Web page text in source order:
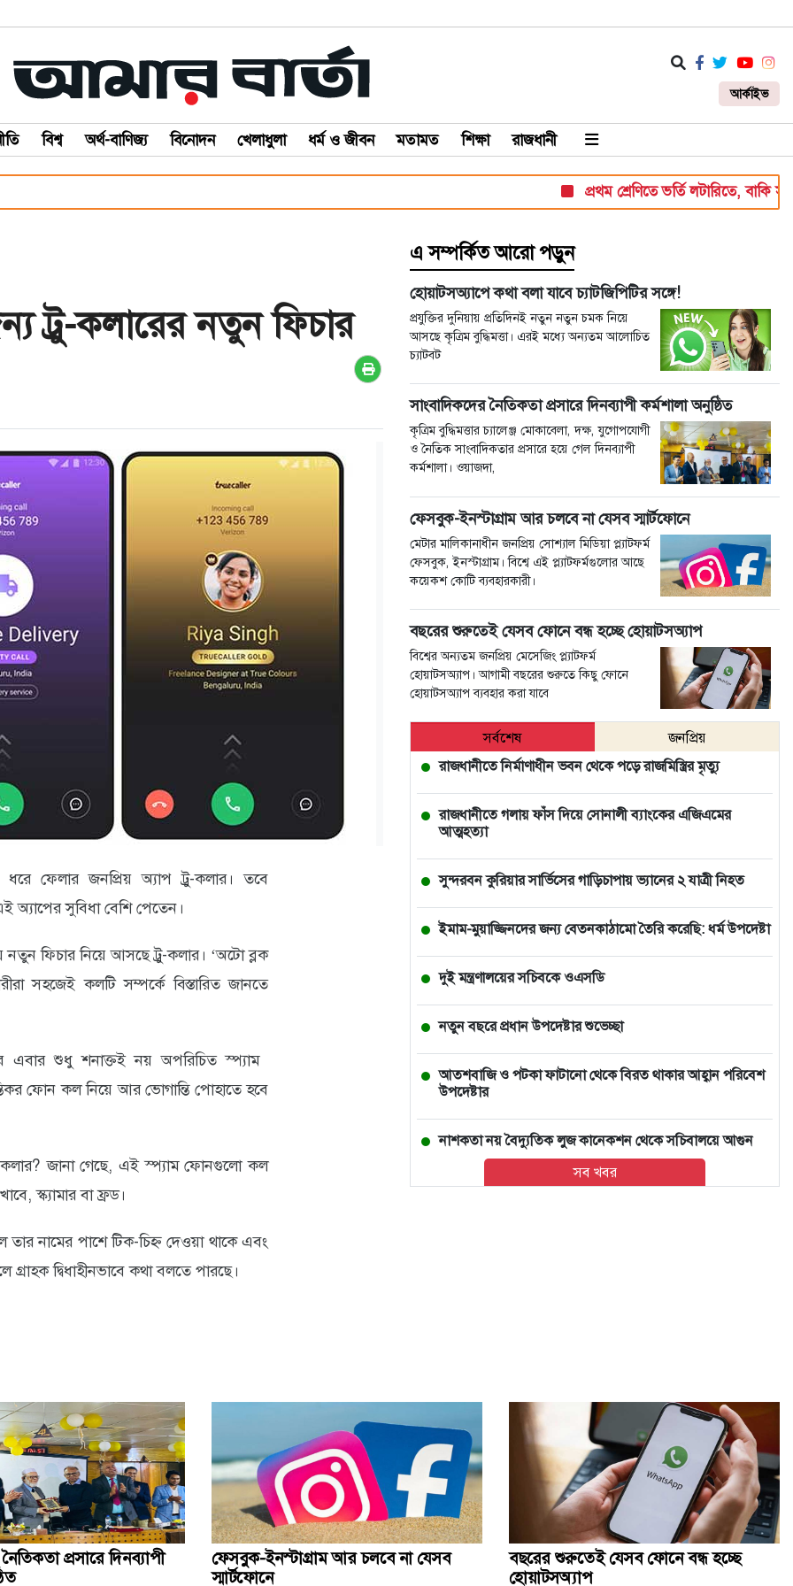
আর্কাইভ
বিশ্ব অর্থ-বাণিজ্য বিনোদন খেলাধুলা ধর্ম ও জীবন মতামত শিক্ষা রাজধানী
প্রথম শ্রেণিতে ভর্তি লটারিতে, বাকি সব
ট্রু-কলারের নতুন ফিচার
ফেলার জনপ্রিয় অ্যাপ ট্রু-কলার। তবে
অ্যাপের সুবিধা বেশি পেতেন।
ফিচার নিয়ে আসছে ট্রু-কলার। ‘অটো ব্লক
সহজেই কলটি সম্পর্কে বিস্তারিত জানতে
এবার শুধু শনাক্তই নয় অপরিচিত স্প্যাম
ফোন কল নিয়ে আর ভোগান্তি পোহাতে হবে
জানা গেছে, এই স্প্যাম ফোনগুলো কল
স্ক্যামার বা ফ্রড।
নামের পাশে টিক-চিহ্ন দেওয়া থাকে এবং
দ্বিধাহীনভাবে কথা বলতে পারছে।
এ সম্পর্কিত আরো পড়ুন
হোয়াটসঅ্যাপে কথা বলা যাবে চ্যাটজিপিটির সঙ্গে!
প্রযুক্তির দুনিয়ায় প্রতিদিনই নতুন নতুন চমক নিয়ে
আসছে কৃত্রিম বুদ্ধিমত্তা। এরই মধ্যে অন্যতম আলোচিত
চ্যাটবট
সাংবাদিকদের নৈতিকতা প্রসারে দিনব্যাপী কর্মশালা অনুষ্ঠিত
কৃত্রিম বুদ্ধিমত্তার চ্যালেঞ্জ মোকাবেলা, দক্ষ, যুগোপযোগী
ও নৈতিক সাংবাদিকতার প্রসারে হয়ে গেল দিনব্যাপী
কর্মশালা। ওয়াজদা,
ফেসবুক-ইনস্টাগ্রাম আর চলবে না যেসব স্মার্টফোনে
মেটার মালিকানাধীন জনপ্রিয় সোশ্যাল মিডিয়া প্ল্যাটফর্ম
ফেসবুক, ইনস্টাগ্রাম। বিশ্বে এই প্ল্যাটফর্মগুলোর আছে
কয়েকশ কোটি ব্যবহারকারী।
বছরের শুরুতেই যেসব ফোনে বন্ধ হচ্ছে হোয়াটসঅ্যাপ
বিশ্বের অন্যতম জনপ্রিয় মেসেজিং প্ল্যাটফর্ম
হোয়াটসঅ্যাপ। আগামী বছরের শুরুতে কিছু ফোনে
হোয়াটসঅ্যাপ ব্যবহার করা যাবে
সর্বশেষ
জনপ্রিয়
রাজধানীতে নির্মাণাধীন ভবন থেকে পড়ে রাজমিস্ত্রির মৃত্যু
রাজধানীতে গলায় ফাঁস দিয়ে সোনালী ব্যাংকের এজিএমের
আত্মহত্যা
সুন্দরবন কুরিয়ার সার্ভিসের গাড়িচাপায় ভ্যানের ২ যাত্রী নিহত
ইমাম-মুয়াজ্জিনদের জন্য বেতনকাঠামো তৈরি করেছি: ধর্ম উপদেষ্টা
দুই মন্ত্রণালয়ের সচিবকে ওএসডি
নতুন বছরে প্রধান উপদেষ্টার শুভেচ্ছা
আতশবাজি ও পটকা ফাটানো থেকে বিরত থাকার আহ্বান পরিবেশ
উপদেষ্টার
নাশকতা নয় বৈদ্যুতিক লুজ কানেকশন থেকে সচিবালয়ে আগুন
সমস্যা-অনিয়ম উত্তরণে কাজ করছি, প্রয়োজন সবার সহযোগিতা
নতুন বছরের প্রথম দিন বিশ্বের জনসংখ্যা পৌঁছাবে ৮০৯ কোটিতে
চিন্ময়সহ ইসকনের ২০২ অ্যাকাউন্টে জমা ২৩৬ কোটি টাকা
প্রস্তুতি সম্পন্ন, বুধবার বাণিজ্য মেলার উদ্বোধন করবেন প্রধান
উপদেষ্টা
সব খবর
প্রসারে দিনব্যাপী
ফেসবুক-ইনস্টাগ্রাম আর চলবে না যেসব
স্মার্টফোনে
বছরের শুরুতেই যেসব ফোনে বন্ধ হচ্ছে
হোয়াটসঅ্যাপ